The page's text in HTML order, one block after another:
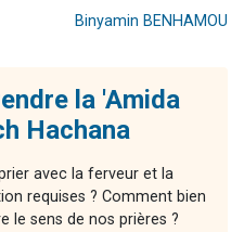
Binyamin BENHAMOU
la 'Amida
Hachana
avec la ferveur et la
requises ? Comment bien
le sens de nos prières ?